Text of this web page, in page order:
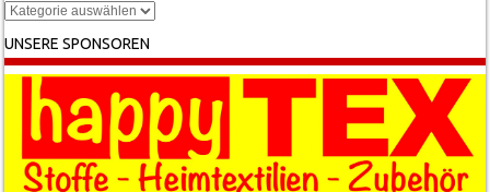
Kategorien
UNSERE SPONSOREN